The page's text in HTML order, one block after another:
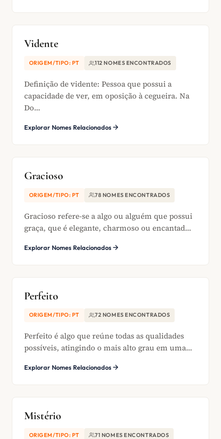
Vidente
ORIGEM/TIPO: PT 112 NOMES ENCONTRADOS
Definição de vidente: Pessoa que possui a
capacidade de ver, em oposição à cegueira. Na
Do...
Explorar Nomes Relacionados
Gracioso
ORIGEM/TIPO: PT 78 NOMES ENCONTRADOS
Gracioso refere-se a algo ou alguém que possui
graça, que é elegante, charmoso ou encantad...
Explorar Nomes Relacionados
Perfeito
ORIGEM/TIPO: PT 72 NOMES ENCONTRADOS
Perfeito é algo que reúne todas as qualidades
possíveis, atingindo o mais alto grau em uma...
Explorar Nomes Relacionados
Mistério
ORIGEM/TIPO: PT 71 NOMES ENCONTRADOS